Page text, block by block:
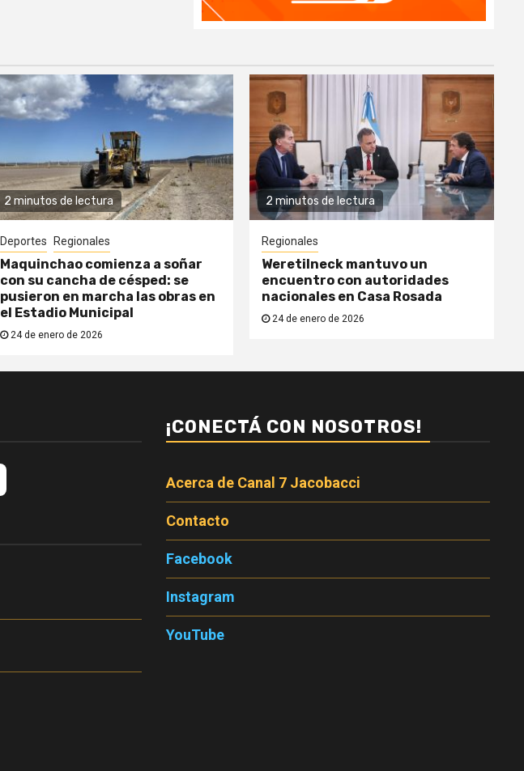
2 minutos de lectura
Deportes Regionales
Maquinchao comienza a soñar
con su cancha de césped: se
pusieron en marcha las obras en
el Estadio Municipal
24 de enero de 2026
2 minutos de lectura
Regionales
Weretilneck mantuvo un
encuentro con autoridades
nacionales en Casa Rosada
24 de enero de 2026
¡CONECTÁ CON NOSOTROS!
Acerca de Canal 7 Jacobacci
Contacto
Facebook
Instagram
YouTube